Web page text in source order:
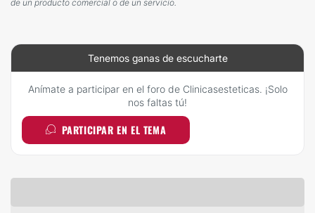
de un producto comercial o de un servicio.
Tenemos ganas de escucharte
Anímate a participar en el foro de Clinicasesteticas. ¡Solo
nos faltas tú!
PARTICIPAR EN EL TEMA